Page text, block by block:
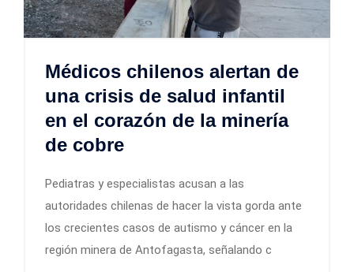
Médicos chilenos alertan de
una crisis de salud infantil
en el corazón de la minería
de cobre
Pediatras y especialistas acusan a las
autoridades chilenas de hacer la vista gorda ante
los crecientes casos de autismo y cáncer en la
región minera de Antofagasta, señalando c